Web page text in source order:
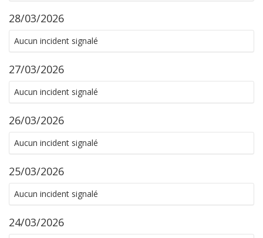
28/03/2026
Aucun incident signalé
27/03/2026
Aucun incident signalé
26/03/2026
Aucun incident signalé
25/03/2026
Aucun incident signalé
24/03/2026